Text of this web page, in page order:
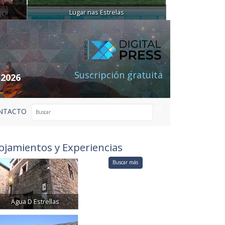
Lugar nas Estrelas
Suscripción gratuita
y Experiencias
Agua D Estrellas
Buscar más